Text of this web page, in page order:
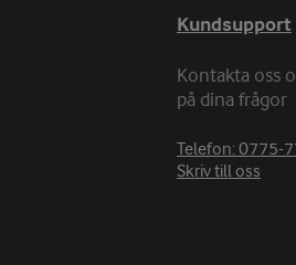
Kundsupport
Kontakta oss
på dina frågor
Telefon: 0775-
Skriv till oss